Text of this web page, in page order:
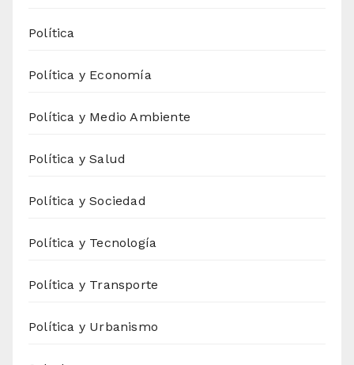
Política
Política y Economía
Política y Medio Ambiente
Política y Salud
Política y Sociedad
Política y Tecnología
Política y Transporte
Política y Urbanismo